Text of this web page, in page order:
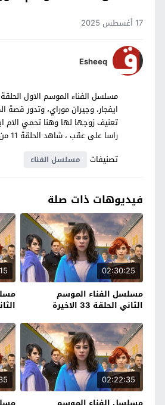
17 أغسطس 2025
Esheeq
ايفجار، وجيران موراي، وتدور قصة
تعنيف زوجها لها وهنا تحمي الام
راسا على عقب ، شاهد الحلقة 11 من مسلسل الفناء التركي بالترجمة العربية حصرياً على موقع قصة عشق.
تصنيفات
مسلسل الفناء
فيديوهات ذات صلة
02:30:25
مسلسل الفناء الموسم
الثاني الحلقة 33 الاخيرة
02:22:35